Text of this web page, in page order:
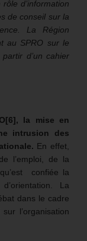
d’information
de conseil sur la
La Région
au SPRO sur le
d’un cahier
la mise en
intrusion des
En effet,
l’emploi, de la
confiée la
La
dans le cadre
l’organisation